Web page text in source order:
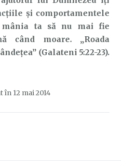
și comportamentele
ta să nu mai fie
când moare. „Roada
(Galateni 5:22-23).
în 12 mai 2014